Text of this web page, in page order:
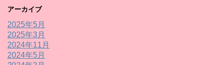
アーカイブ
2025年5月
2025年3月
2024年11月
2024年5月